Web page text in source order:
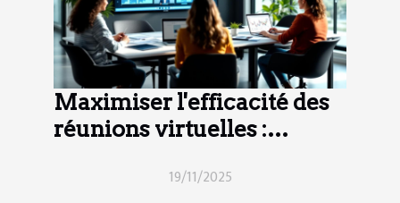
Maximiser l'efficacité des
réunions virtuelles :
19/11/2025